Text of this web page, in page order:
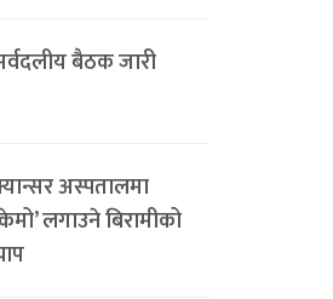
बैठक जारी
अस्पतालमा
लगाउने बिरामीको